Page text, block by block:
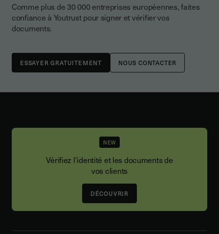
Comme plus de 30 000 entreprises européennes, faites
confiance à Youtrust pour signer et vérifier vos
documents.
NOUS CONTACTER
NEW
Vérifiez l'identité et les documents de
vos clients
DÉCOUVRIR